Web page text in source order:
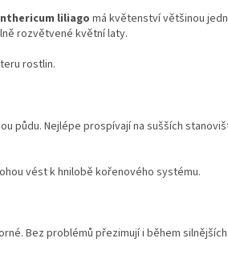
liliagomá květenství většinou
rozvětvené květní laty.
rostlin.
půdu. Nejlépe prospívají na sušších
vést k hnilobě kořenového systému.
Bez problémů přezimují i během